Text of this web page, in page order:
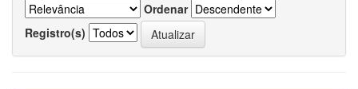
Ordenar
Registro(s)